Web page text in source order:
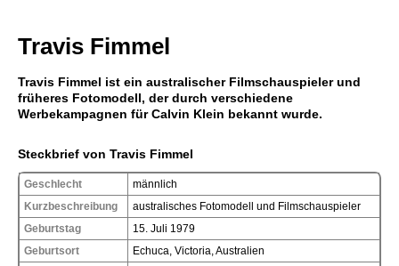
Travis Fimmel
Travis Fimmel ist ein australischer Filmschauspieler und
früheres Fotomodell, der durch verschiedene
Werbekampagnen für Calvin Klein bekannt wurde.
Steckbrief von Travis Fimmel
Geschlecht
männlich
Kurzbeschreibung
australisches Fotomodell und Filmschauspieler
Geburtstag
15. Juli 1979
Geburtsort
Echuca, Victoria, Australien